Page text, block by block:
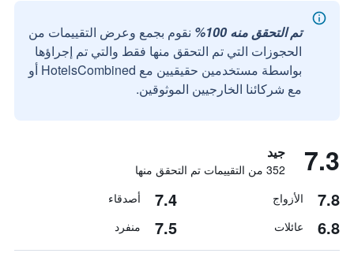
تم التحقق منه 100%
نقوم بجمع وعرض التقييمات من
الحجوزات التي تم التحقق منها فقط والتي تم إجراؤها
بواسطة مستخدمين حقيقيين مع HotelsCombined أو
مع شركائنا الخارجيين الموثوقين.
7.3 جيد
352 من التقييمات تم التحقق منها
7.8 الأزواج 7.4 أصدقاء
6.8 عائلات 7.5 منفرد